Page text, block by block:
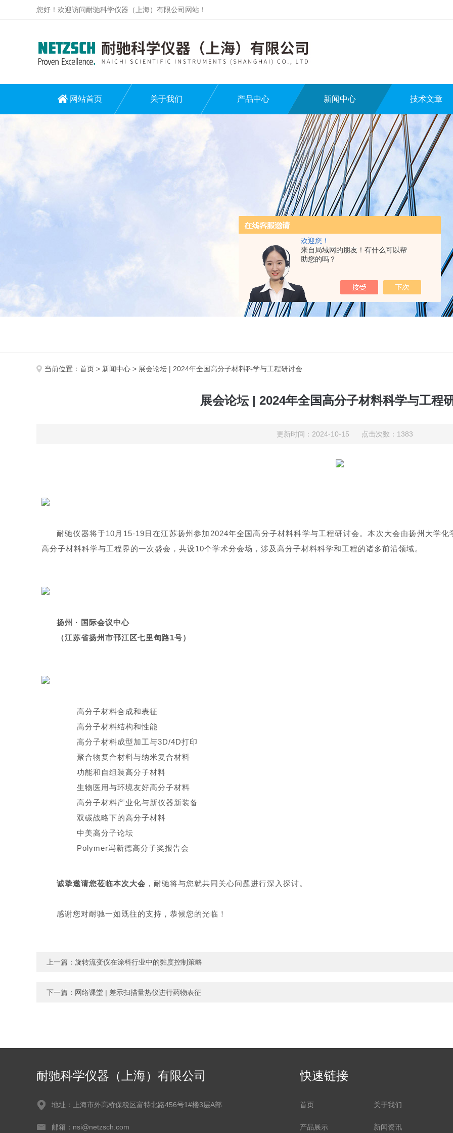
欢迎您！
来自局域网的朋友！有什么可以帮
助您的吗？
您好！欢迎访问耐驰科学仪器（上海）有限公司网站！
网站首页 关于我们 产品中心 新闻中心 技术文章
当前位置： 首页 > 新闻中心 > 展会论坛 | 2024年全国高分子材料科学与工程研讨会
展会论坛 | 2024年全国高分子材料科学与工程
更新时间：2024-10-15 点击次数：1383
耐驰仪器将于10月15-19日在江苏扬州参加 2024年全国高分子材料科学与工程研讨会。本次大会由扬州大学
高分子材料科学与工程界的一次盛会，共设10个学术分会场，涉及高分子材料科学和工程的诸多前沿领域。
扬州 · 国际会议中心
（江苏省扬州市邗江区七里甸路1号）
高分子材料合成和表征
高分子材料结构和性能
高分子材料成型加工与3D/4D打印
聚合物复合材料与纳米复合材料
功能和自组装高分子材料
生物医用与环境友好高分子材料
高分子材料产业化与新仪器新装备
双碳战略下的高分子材料
中美高分子论坛
Polymer冯新德高分子奖报告会
诚挚邀请您莅临本次大会 ，耐驰将与您就共同关心问题进行深入探讨。
感谢您对耐驰一如既往的支持，恭候您的光临！
上一篇： 旋转流变仪在涂料行业中的黏度控制策略
下一篇： 网络课堂 | 差示扫描量热仪进行药物表征
耐驰科学仪器（上海）有限公司
地址：上海市外高桥保税区富特北路456号1#楼3层A部
邮箱：nsi@netzsch.com
快速链接
首页 关于我们
产品展示 新闻资讯